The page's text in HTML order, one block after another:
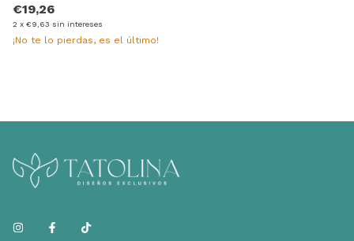
€19,26
2 x €9,63 sin intereses
¡No te lo pierdas, es el último!